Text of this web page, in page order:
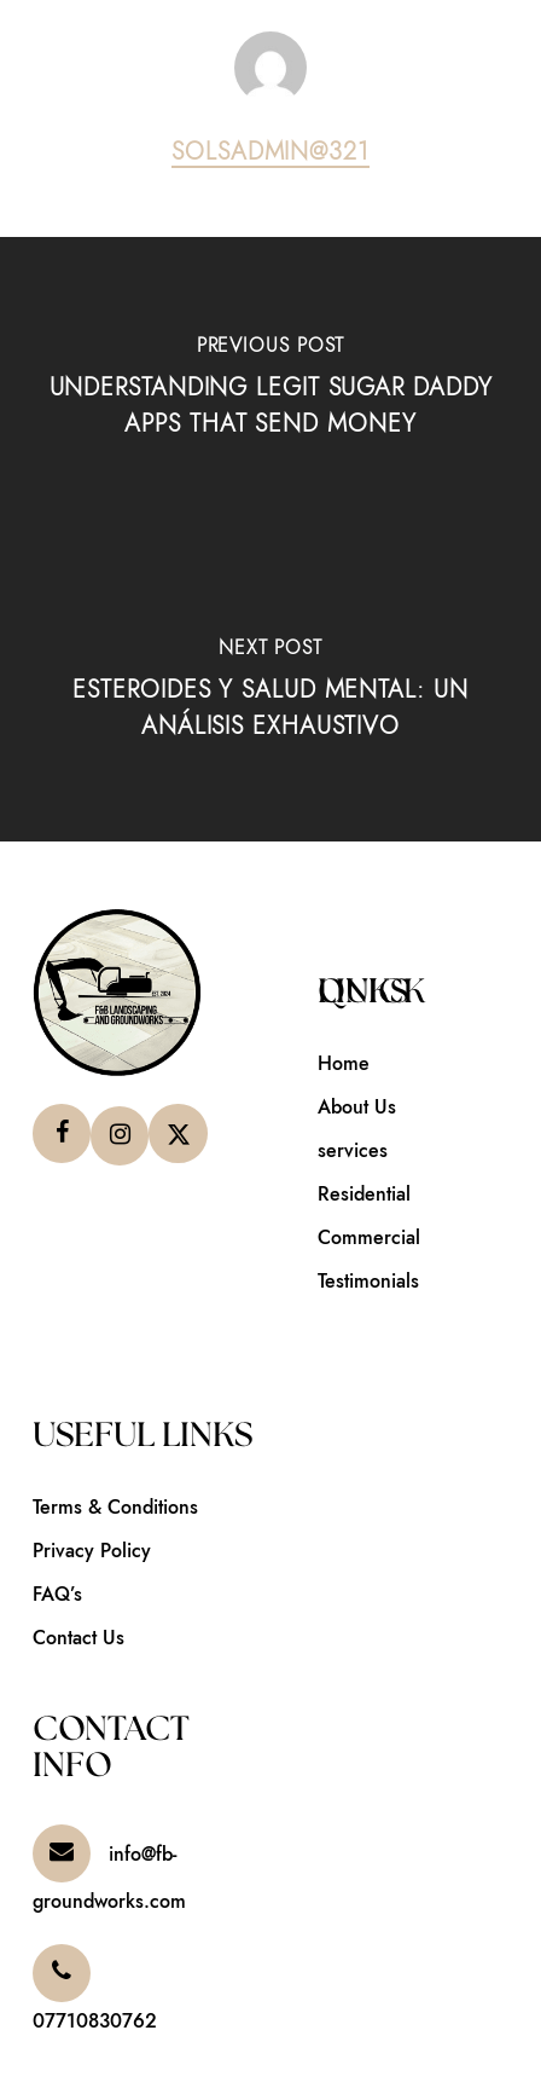
SOLSADMIN@321
PREVIOUS POST
UNDERSTANDING LEGIT SUGAR DADDY
APPS THAT SEND MONEY
NEXT POST
ESTEROIDES Y SALUD MENTAL: UN
ANÁLISIS EXHAUSTIVO
QUICK LINKS
Home
About Us
services
Residential
Commercial
Testimonials
USEFUL LINKS
Terms & Conditions
Privacy Policy
FAQ’s
Contact Us
CONTACT
INFO
info@fb-
groundworks.com
07710830762